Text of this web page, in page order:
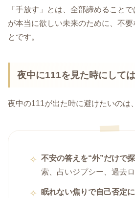
「手放す」とは、全部諦めること
が本当に欲しい未来のために、不
とです。
夜中に111を見た時にして
夜中の111が出た時に避けたいのは
不安の答えを“外”だけで
索、占いジプシー、過去ロ
眠れない焦りで自己否定